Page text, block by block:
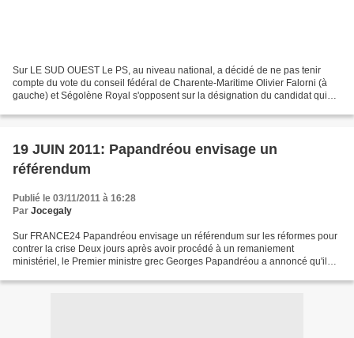
Sur LE SUD OUEST Le PS, au niveau national, a décidé de ne pas tenir
compte du vote du conseil fédéral de Charente-Maritime Olivier Falorni (à
gauche) et Ségolène Royal s'opposent sur la désignation du candidat qui
19 JUIN 2011: Papandréou envisage un
référendum
Publié le 03/11/2011 à 16:28
Par Jocegaly
Sur FRANCE24 Papandréou envisage un référendum sur les réformes pour
contrer la crise Deux jours après avoir procédé à un remaniement
ministériel, le Premier ministre grec Georges Papandréou a annoncé qu'il